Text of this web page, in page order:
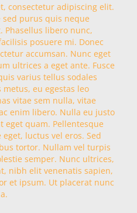
consectetur adipiscing elit.
sed purus quis neque
Phasellus libero nunc,
posuere mi. Donec
accumsan. Nunc eget
ultrices a eget ante. Fusce
varius tellus sodales
eu egestas leo
vitae sem nulla, vitae
enim libero. Nulla eu justo
eget quam. Pellentesque
luctus vel eros. Sed
tortor. Nullam vel turpis
semper. Nunc ultrices,
nibh elit venenatis sapien,
et ipsum. Ut placerat nunc